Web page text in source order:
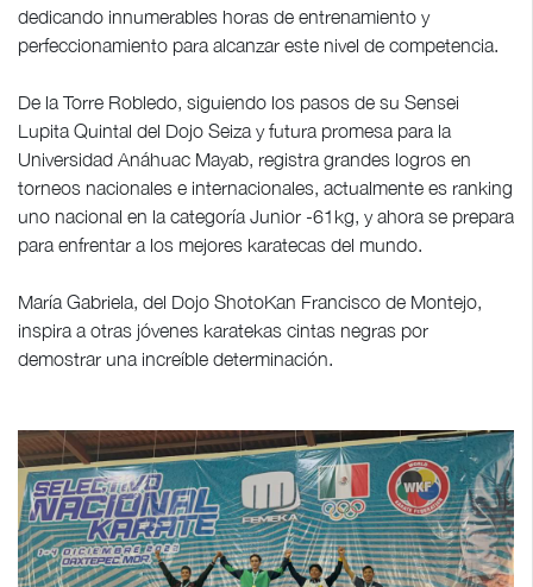
dedicando innumerables horas de entrenamiento y
perfeccionamiento para alcanzar este nivel de competencia.
De la Torre Robledo, siguiendo los pasos de su Sensei
Lupita Quintal del Dojo Seiza y futura promesa para la
Universidad Anáhuac Mayab, registra grandes logros en
torneos nacionales e internacionales, actualmente es ranking
uno nacional en la categoría Junior -61kg, y ahora se prepara
para enfrentar a los mejores karatecas del mundo.
María Gabriela, del Dojo ShotoKan Francisco de Montejo,
inspira a otras jóvenes karatekas cintas negras por
demostrar una increíble determinación.